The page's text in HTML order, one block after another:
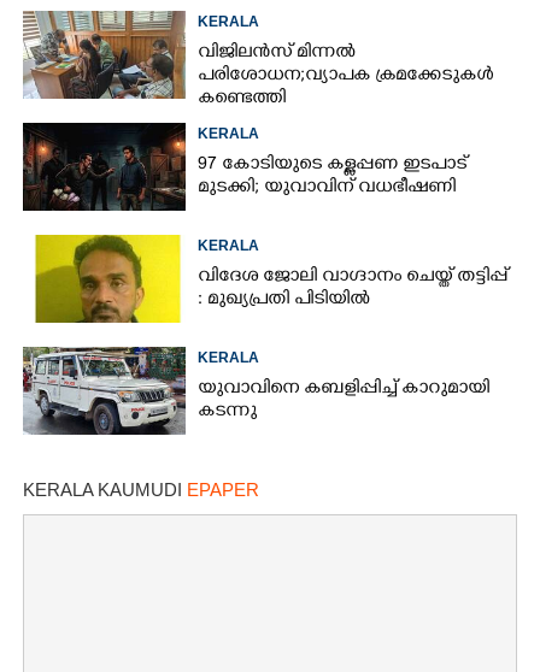
KERALA
വിജിലൻസ് മിന്നൽ
പരിശോധന; വ്യാപക ക്രമക്കേടുകൾ
കണ്ടെത്തി
KERALA
97 കോടിയുടെ കള്ളപ്പണ ഇടപാട്
മുടക്കി; യുവാവിന് വധഭീഷണി
KERALA
വിദേശ ജോലി വാഗ്ദാനം ചെയ്ത് തട്ടിപ്പ്
: മുഖ്യപ്രതി പിടിയിൽ
KERALA
യുവാവിനെ കബളിപ്പിച്ച് കാറുമായി
കടന്നു
KERALA KAUMUDI EPAPER